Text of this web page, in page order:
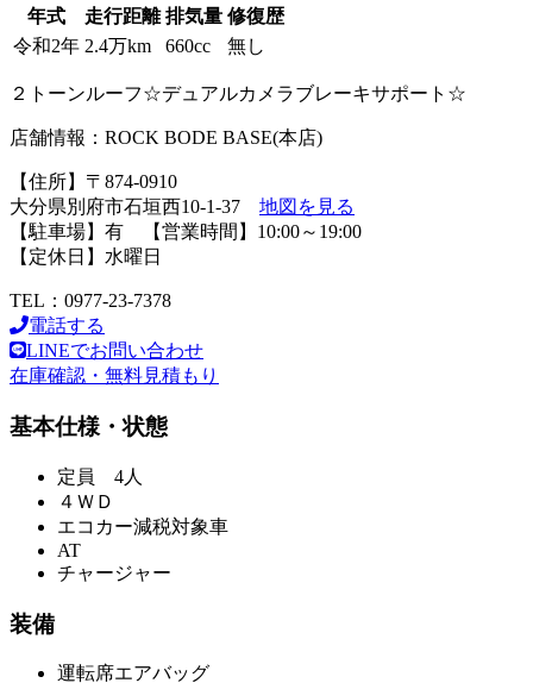
年式
走行距離 排気量 修復歴
令和2年 2.4万km 660cc 無し
２トーンルーフ☆デュアルカメラブレーキサポート☆
店舗情報：ROCK BODE BASE(本店)
【住所】〒874-0910
大分県別府市石垣西10-1-37 地図を見る
【駐車場】有 【営業時間】10:00～19:00
【定休日】水曜日
TEL：0977-23-7378
電話する
LINEでお問い合わせ
在庫確認・無料見積もり
基本仕様・状態
定員 4人
４ＷＤ
エコカー減税対象車
AT
チャージャー
装備
運転席エアバッグ